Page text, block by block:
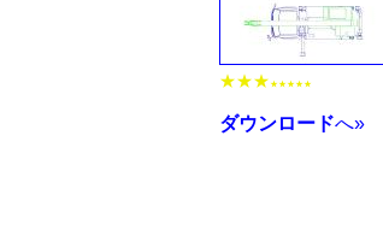
★★★ ★★★★★
ダウンロードへ»